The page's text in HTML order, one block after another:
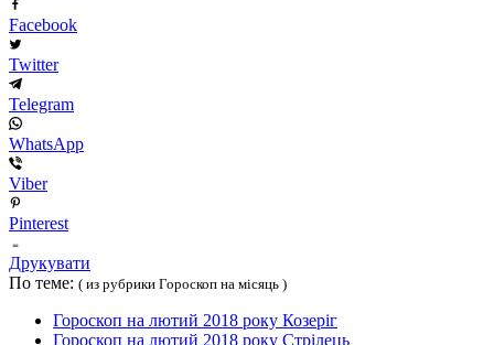
Facebook
Twitter
Telegram
WhatsApp
Viber
Pinterest
Друкувати
По теме: ( из рубрики Гороскоп на місяць )
Гороскоп на лютий 2018 року Козеріг
Гороскоп на лютий 2018 року Стрілець